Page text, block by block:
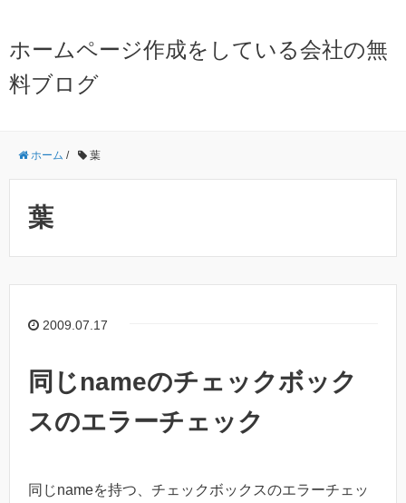
ホームページ作成をしている会社の無
料ブログ
ホーム / 葉
葉
2009.07.17
同じnameのチェックボック
スのエラーチェック
同じnameを持つ、チェックボックスのエラーチェッ